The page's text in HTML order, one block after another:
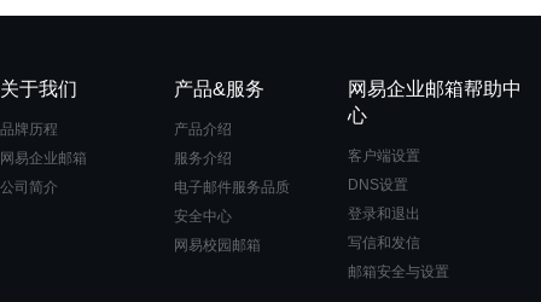
关于我们
品牌历程
网易企业邮箱
公司简介
产品&服务
产品介绍
服务介绍
电子邮件服务品质
安全中心
网易校园邮箱
网易企业邮箱帮助中
心
客户端设置
DNS设置
登录和退出
写信和发信
邮箱安全与设置